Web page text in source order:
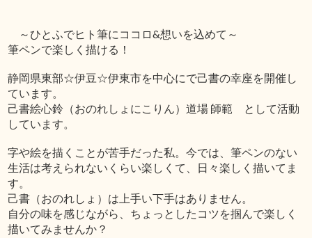
～ひとふでヒト筆にココロ&想いを込めて～
筆ペンで楽しく描ける！
静岡県東部☆伊豆☆伊東市を中心にで己書の幸座を開催し
ています。
己書絵心鈴（おのれしょにこりん）道場 師範 として活動
しています。
字や絵を描くことが苦手だった私。今では、筆ペンのない
生活は考えられないくらい楽しくて、日々楽しく描いてま
す。
己書（おのれしょ）は上手い下手はありません。
自分の味を感じながら、ちょっとしたコツを掴んで楽しく
描いてみませんか？